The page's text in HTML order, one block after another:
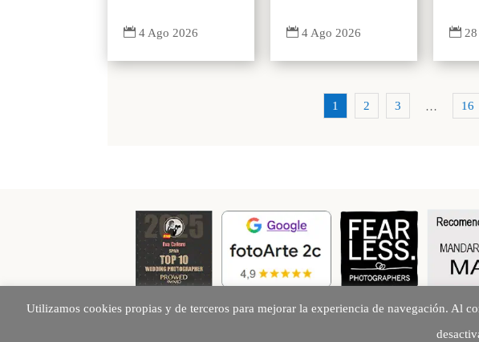
 4 Ago 2026  4 Ago 2026 
1 2 3 … 16
Utilizamos cookies propias y de terceros para mejorar la experiencia de navegación. Al